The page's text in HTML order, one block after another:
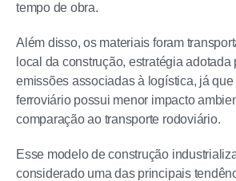
tempo de obra.
Além disso, os materiais foram
local da construção, estratégia adotada
emissões associadas à logística, já que
ferroviário possui menor impacto
comparação ao transporte rodoviário.
Esse modelo de construção
considerado uma das principais